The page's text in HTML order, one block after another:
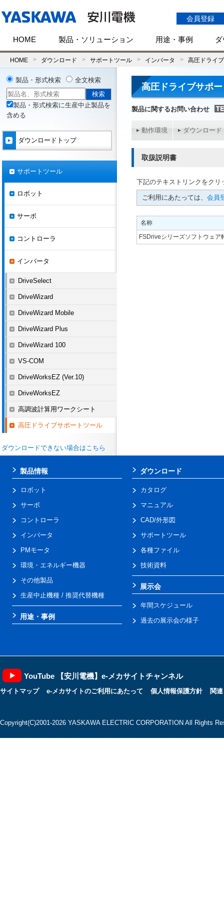
会員登録
HOME 製品・ソリューション 用途・事例
HOME ダウンロード サポートツール インバータ 高圧ドライ
高圧ドライブサポ
製品に関するお問い合わせ
動作環境 ダウンロード
取扱説明書
下記のテキストリンクをク
ご利用にあたっては、 会員
名称
FSDriveシリーズソフトウェ
製品・形式検索 全文検索
製品・形式検索に生産中止製品を
含める
ダウンロードトップ
サポートツール
ロボット
サーボ
コントローラ
インバータ
DriveSelect
DriveWizard
DriveWizard Mobile
DriveWizard Plus
DriveWizard 100
VS-COM
DriveWorksEZ (Ver.10)
DriveWorksEZ
高調波計算用ワークシート
高圧ドライブサポートツール
ダウンロードできない場合はこちら
製品情報
ロボット
サーボ
コントローラ
インバータ
PMモータ
環境・エネルギー機器
その他製品
生産中止機種 / 推奨代替機種
用途・事例
ダウンロード
カタログ
マニュアル
CAD/外形図
サポートツール
各種ファイル
技術資料
展示会
年間スケジュール
過去の展示会の様子
YouTube 【安川電機】e-メカサイトチャンネル
サイトマップ e-メカサイトのご利用にあたって 個人情報保護方針 関
Copyright(C)2001‐2026 YASKAWA ELECTRIC CORPORATION All Rights